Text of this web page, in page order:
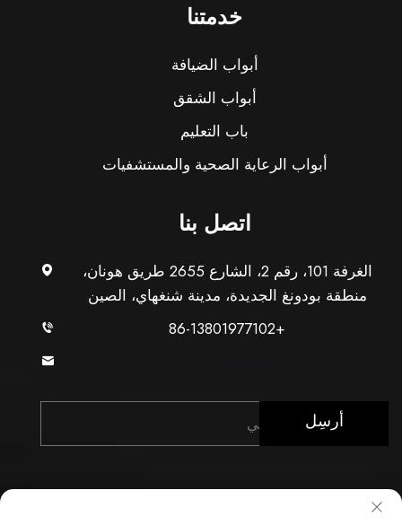
خدمتنا
أبواب الضيافة
أبواب الشقق
باب التعليم
أبواب الرعاية الصحية والمستشفيات
اتصل بنا
الغرفة 101، رقم 2، الشارع 2655 طريق هونان،
منطقة بودونغ الجديدة، مدينة شنغهاي، الصين
+86-13801977102
أرسِل